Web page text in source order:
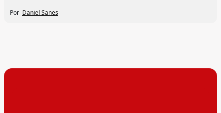
Por Daniel Sanes